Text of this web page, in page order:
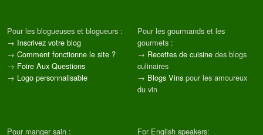
Pour les blogueuses et blogueurs :
→ Inscrivez votre blog
→ Comment fonctionne le site ?
→ Foire Aux Questions
→ Logo personnalisable
Pour les gourmands et les
gourmets :
→ Recettes de cuisine des blogs
culinaires
→ Blogs Vins pour les amoureux
du vin
Pour manger sain : For English speakers: